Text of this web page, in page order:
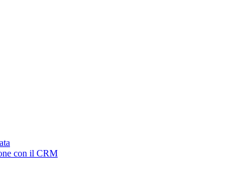
con il CRM